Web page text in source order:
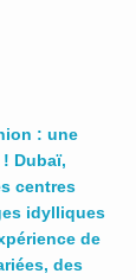
: une
Dubaï,
centres
idylliques
de
des